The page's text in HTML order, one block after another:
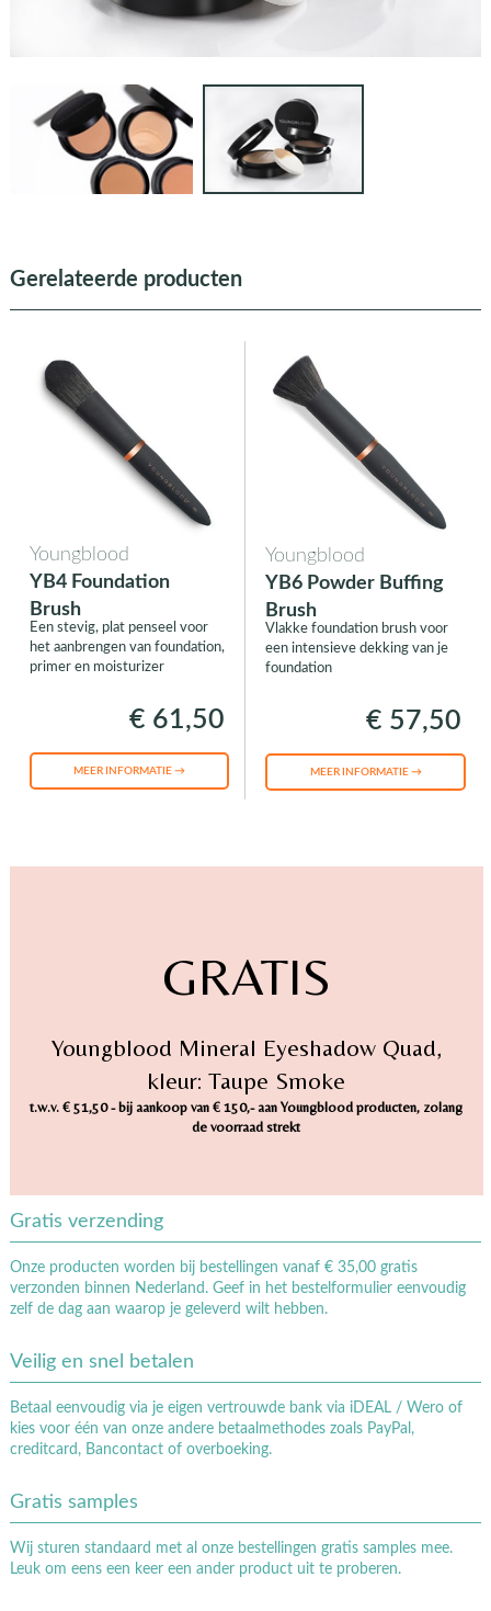
Gerelateerde producten
Youngblood
YB4 Foundation
Brush
Een stevig, plat penseel voor
het aanbrengen van foundation,
primer en moisturizer
€ 61,50
MEER INFORMATIE →
Youngblood
YB6 Powder Buffing
Brush
Vlakke foundation brush voor
een intensieve dekking van je
foundation
€ 57,50
MEER INFORMATIE →
GRATIS
Youngblood Mineral Eyeshadow Quad,
kleur: Taupe Smoke
t.w.v. € 51,50 - bij aankoop van € 150,- aan Youngblood producten, zolang
de voorraad strekt
Gratis verzending
Onze producten worden bij bestellingen vanaf € 35,00 gratis
verzonden binnen Nederland. Geef in het bestelformulier eenvoudig
zelf de dag aan waarop je geleverd wilt hebben.
Veilig en snel betalen
Betaal eenvoudig via je eigen vertrouwde bank via iDEAL / Wero of
kies voor één van onze andere betaalmethodes zoals PayPal,
creditcard, Bancontact of overboeking.
Gratis samples
Wij sturen standaard met al onze bestellingen gratis samples mee.
Leuk om eens een keer een ander product uit te proberen.